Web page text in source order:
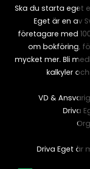
Ska du starta eget
Eget är en av
företagare med
om bokföring,
mycket mer. Bli
kalkyler
VD &
Driva
Driva Eget är